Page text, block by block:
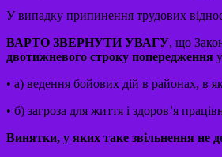
У випадку припинення трудових
ВАРТО ЗВЕРНУТИ УВАГУ, що
двотижневого строку попередження
• а) ведення бойових дій в районах, в
• б) загроза для життя і здоров’я
Винятки, у яких таке звільнення не